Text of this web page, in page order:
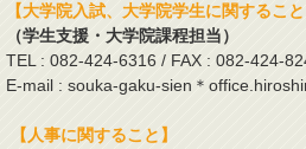
【大学院入試、大学院学生に関すること
（学生支援・大学院課程担当）
TEL : 082-424-6316 / FAX : 082-424-
E-mail : souka-gaku-sien＊
【人事に関すること】